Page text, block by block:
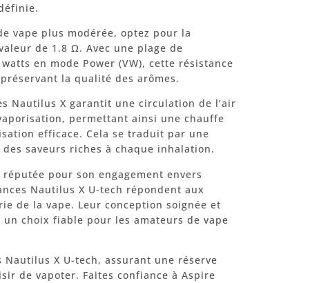
vape plus modérée, optez pour la
de 1.8 Ω. Avec une plage de
en mode Power (VW), cette résistance
la qualité des arômes.
Nautilus X garantit une circulation de l’air
permettant ainsi une chauffe
efficace. Cela se traduit par une
saveurs riches à chaque inhalation.
pour son engagement envers
Nautilus X U-tech répondent aux
de la vape. Leur conception soignée et
choix fiable pour les amateurs de vape
X U-tech, assurant une réserve
de vapoter. Faites confiance à Aspire